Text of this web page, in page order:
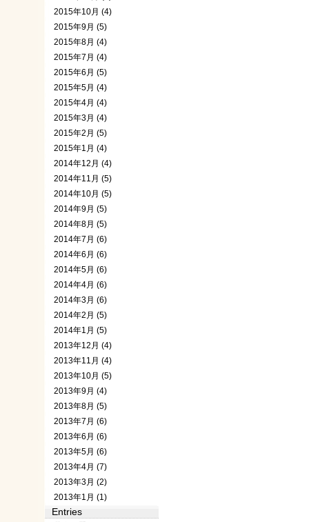
2015年10月 (4)
2015年9月 (5)
2015年8月 (4)
2015年7月 (4)
2015年6月 (5)
2015年5月 (4)
2015年4月 (4)
2015年3月 (4)
2015年2月 (5)
2015年1月 (4)
2014年12月 (4)
2014年11月 (5)
2014年10月 (5)
2014年9月 (5)
2014年8月 (5)
2014年7月 (6)
2014年6月 (6)
2014年5月 (6)
2014年4月 (6)
2014年3月 (6)
2014年2月 (5)
2014年1月 (5)
2013年12月 (4)
2013年11月 (4)
2013年10月 (5)
2013年9月 (4)
2013年8月 (5)
2013年7月 (6)
2013年6月 (6)
2013年5月 (6)
2013年4月 (7)
2013年3月 (2)
2013年1月 (1)
Entries